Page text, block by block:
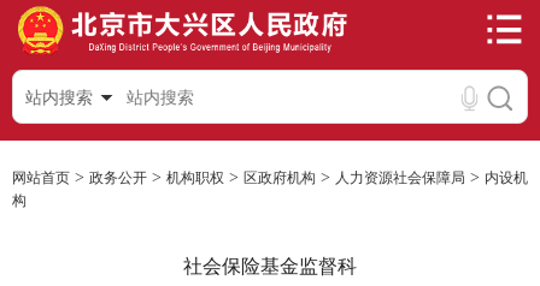
站内搜索
网站首页 > 政务公开 > 机构职权 > 区政府机构 > 人力资源社会保障局 > 内设机
构
社会保险基金监督科